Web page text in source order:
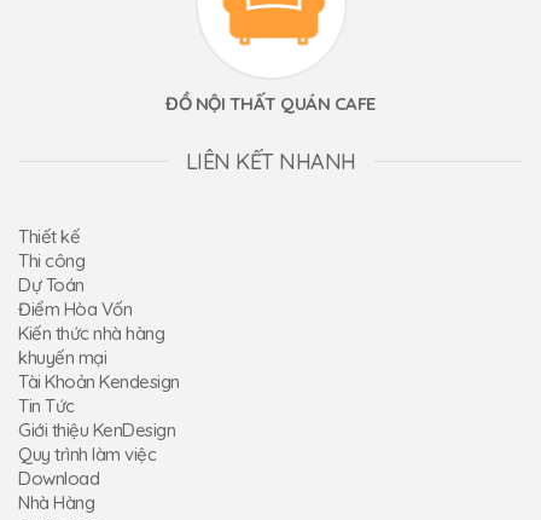
ĐỒ NỘI THẤT QUÁN CAFE
LIÊN KẾT NHANH
Thiết kế
Thi công
Dự Toán
Điểm Hòa Vốn
Kiến thức nhà hàng
khuyến mại
Tài Khoản Kendesign
Tin Tức
Giới thiệu KenDesign
Quy trình làm việc
Download
Nhà Hàng